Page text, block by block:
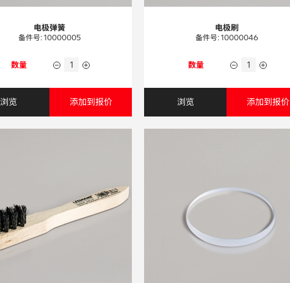
电极弹簧
备件号: 10000005
数量
浏览 添加到报价
电极刷
备件号: 10000046
数量
浏览 添加到报价